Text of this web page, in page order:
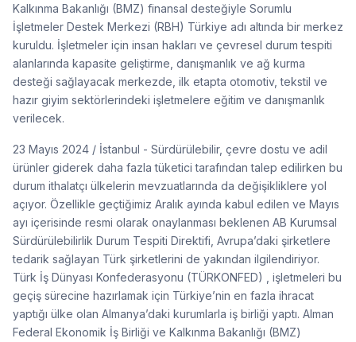
Kalkınma Bakanlığı (BMZ) finansal desteğiyle Sorumlu
İşletmeler Destek Merkezi (RBH) Türkiye adı altında bir merkez
kuruldu. İşletmeler için insan hakları ve çevresel durum tespiti
alanlarında kapasite geliştirme, danışmanlık ve ağ kurma
desteği sağlayacak merkezde, ilk etapta otomotiv, tekstil ve
hazır giyim sektörlerindeki işletmelere eğitim ve danışmanlık
verilecek.
23 Mayıs 2024 / İstanbul - Sürdürülebilir, çevre dostu ve adil
ürünler giderek daha fazla tüketici tarafından talep edilirken bu
durum ithalatçı ülkelerin mevzuatlarında da değişikliklere yol
açıyor. Özellikle geçtiğimiz Aralık ayında kabul edilen ve Mayıs
ayı içerisinde resmi olarak onaylanması beklenen AB Kurumsal
Sürdürülebilirlik Durum Tespiti Direktifi, Avrupa’daki şirketlere
tedarik sağlayan Türk şirketlerini de yakından ilgilendiriyor.
Türk İş Dünyası Konfederasyonu (TÜRKONFED) , işletmeleri bu
geçiş sürecine hazırlamak için Türkiye’nin en fazla ihracat
yaptığı ülke olan Almanya’daki kurumlarla iş birliği yaptı. Alman
Federal Ekonomik İş Birliği ve Kalkınma Bakanlığı (BMZ)